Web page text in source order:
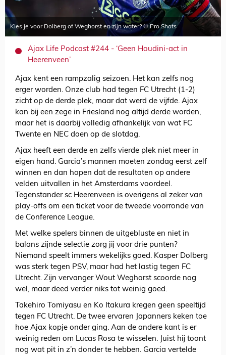
Kies je voor Dolberg of Weghorst en zijn water? © Pro Shots
Ajax Life Podcast #244 - ‘Geen Houdini-act in
Heerenveen’
Ajax kent een rampzalig seizoen. Het kan zelfs nog
erger worden. Onze club had tegen FC Utrecht (1-2)
zicht op de derde plek, maar dat werd de vijfde. Ajax
kan bij een zege in Friesland nog altijd derde worden,
maar het is daarbij volledig afhankelijk van wat FC
Twente en NEC doen op de slotdag.
Ajax heeft een derde en zelfs vierde plek niet meer in
eigen hand. Garcia’s mannen moeten zondag eerst zelf
winnen en dan hopen dat de resultaten op andere
velden uitvallen in het Amsterdams voordeel.
Tegenstander sc Heerenveen is overigens al zeker van
play-offs om een ticket voor de tweede voorronde van
de Conference League.
Met welke spelers binnen de uitgebluste en niet in
balans zijnde selectie zorg jij voor drie punten?
Niemand speelt immers wekelijks goed. Kasper Dolberg
was sterk tegen PSV, maar had het lastig tegen FC
Utrecht. Zijn vervanger Wout Weghorst scoorde nog
wel, maar deed verder niks tot weinig goed.
Takehiro Tomiyasu en Ko Itakura kregen geen speeltijd
tegen FC Utrecht. De twee ervaren Japanners keken toe
hoe Ajax kopje onder ging. Aan de andere kant is er
weinig reden om Lucas Rosa te wisselen. Juist hij toont
nog wat pit in z’n donder te hebben. Garcia vertelde